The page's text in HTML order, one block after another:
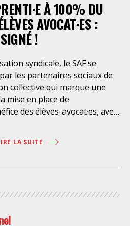
d’empêcher les retenus
la décision administrative
Une telle contrainte
incompatible avec
dans une situation de
Selon le juge des
À 100% DU
AVOCAT·ES :
!
syndicale, le SAF se
les partenaires sociaux de
collective qui marque une
mise en place de
des élèves-avocat·es, avec
ou d’âge. Étant donné la
de bons
à la profession. Il permet
l’école des avocats, tout en
LA SUITE